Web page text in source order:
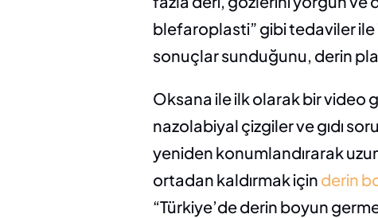
blefaroplasti” gibi tedaviler ile
sonuçlar sunduğunu, derin
Oksana ile ilk olarak bir video
nazolabiyal çizgiler ve gıdı
yeniden konumlandırarak
ortadan kaldırmak için derin
“Türkiye’de derin boyun